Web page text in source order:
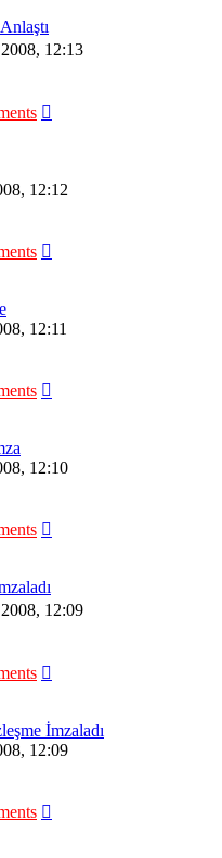
12:13
12:12
12:11
12:10
12:09
İmzaladı
12:09